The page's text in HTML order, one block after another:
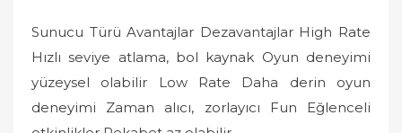
Sunucu Türü Avantajlar Dezavantajlar High Rate
Hızlı seviye atlama, bol kaynak Oyun deneyimi
yüzeysel olabilir Low Rate Daha derin oyun
deneyimi Zaman alıcı, zorlayıcı Fun Eğlenceli